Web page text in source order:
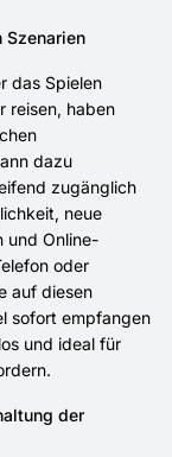
Szenarien
das Spielen
reisen, haben
dazu
zugänglich
neue
und Online-
oder
auf diesen
sofort empfangen
und ideal für
der